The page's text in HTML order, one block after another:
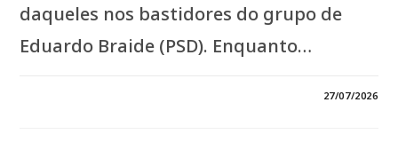
daqueles nos bastidores do grupo de
Eduardo Braide (PSD). Enquanto…
27/07/2026